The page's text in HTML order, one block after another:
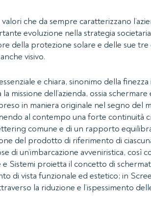
che da sempre caratterizzano
evoluzione nella strategia
della protezione solare e delle sue
visivo.
e chiara, sinonimo della
missione dell’azienda, ossia
in maniera originale nel segno del
al contempo una forte continuità
comune e di un rapporto
del prodotto di riferimento di
di un’imbarcazione avveniristica, così
Sistemi proietta il concetto di
di vista funzionale ed estetico; in
la riduzione e l’ispessimento